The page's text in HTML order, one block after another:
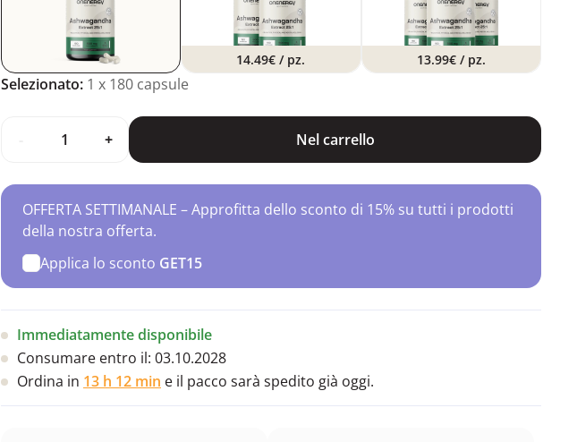
14.49€/ pz. 13.99€ / pz.
Selezionato: 1 x 180 capsule
+ Nel carrello
OFFERTA SETTIMANALE – Approfitta dello sconto di 15% su tutti i prodotti
della nostra offerta.
Applica lo sconto GET15
Immediatamente disponibile
Consumare entro il: 03.10.2028
Ordina in 13 h 12 min e il pacco sarà spedito già oggi.